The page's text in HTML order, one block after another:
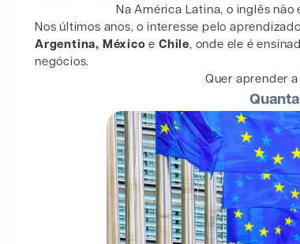
Na América Latina, o inglês
Nos últimos anos, o interesse pelo
Argentina, México eChile, onde ele é
negócios.
Quer aprender